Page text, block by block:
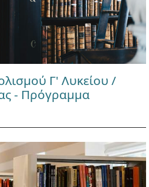
Γ' Λυκείου /
- Πρόγραμμα